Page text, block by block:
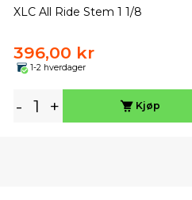
XLC All Ride Stem 1 1/8
396,00 kr
1-2 hverdager
- + Kjøp